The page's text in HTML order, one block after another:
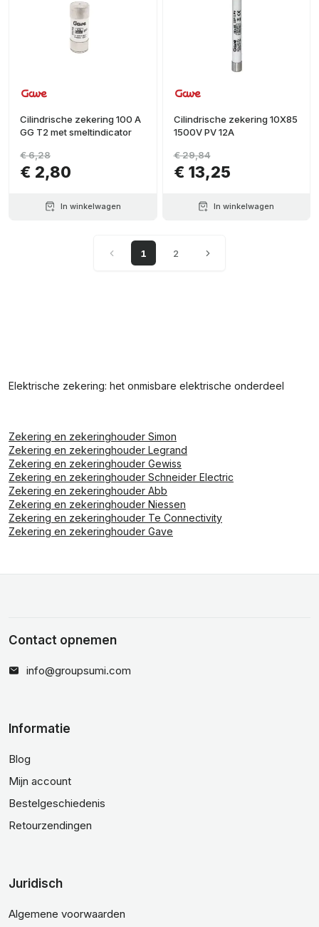
Cilindrische zekering 100 A
GG T2 met smeltindicator
€ 2,80
€ 6,28
In winkelwagen
Cilindrische zekering 10X85
1500V PV 12A
€ 13,25
€ 29,84
In winkelwagen
1 2
Elektrische zekering: het onmisbare elektrische onderdeel
Zekering en zekeringhouder Simon
Zekering en zekeringhouder Legrand
Zekering en zekeringhouder Gewiss
Zekering en zekeringhouder Schneider Electric
Zekering en zekeringhouder Abb
Zekering en zekeringhouder Niessen
Zekering en zekeringhouder Te Connectivity
Zekering en zekeringhouder Gave
Contact opnemen
info@groupsumi.com
Informatie
Blog
Mijn account
Bestelgeschiedenis
Retourzendingen
Juridisch
Algemene voorwaarden